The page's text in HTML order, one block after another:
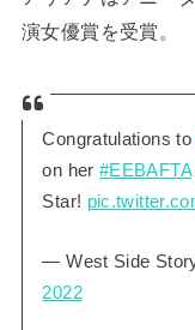
演女優賞を受賞。
Congratulations
on her #EEBAFTA
Star!
— West Side
2022